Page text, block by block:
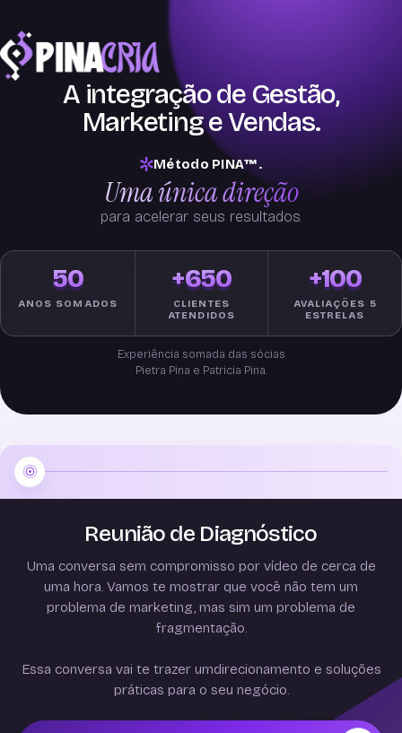
A integração de Gestão,
Marketing e Vendas.
Método PINA™.
Uma única direção
para acelerar seus resultados.
50
ANOS SOMADOS
+650
CLIENTES
ATENDIDOS
+100
AVALIAÇÕES 5
ESTRELAS
Experiência somada das sócias
Pietra Pina e Patricia Pina.
Reunião de Diagnóstico
Uma conversa sem compromisso por vídeo de cerca de
uma hora. Vamos te mostrar que você não tem um
problema de marketing, mas sim um problema de
fragmentação.
Essa conversa vai te trazer umdirecionamento e soluções
práticas para o seu negócio.